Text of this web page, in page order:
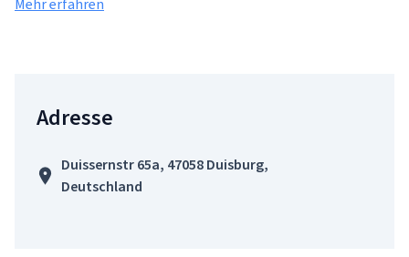
Mehr erfahren
Adresse
Duissernstr 65a, 47058 Duisburg,
Deutschland